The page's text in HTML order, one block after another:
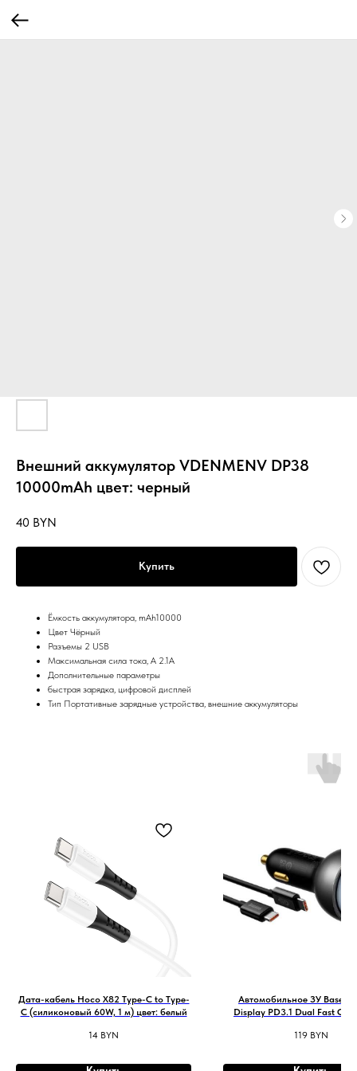
Внешний аккумулятор VDENMENV DP38
10000mAh цвет: черный
40 BYN
Купить
Ёмкость аккумулятора, mAh10000
Цвет Чёрный
Разъемы 2 USB
Максимальная сила тока, А 2.1А
Дополнительные параметры
быстрая зарядка, цифровой дисплей
Тип Портативные зарядные устройства, внешние аккумуляторы
Дата-кабель Hoco X82 Type-C to Type-
C (силиконовый 60W, 1 м) цвет: белый
14 BYN
Автомобильное ЗУ Baseus
Display PD3.1 Dual Fast
(With Superior Series
119 BYN